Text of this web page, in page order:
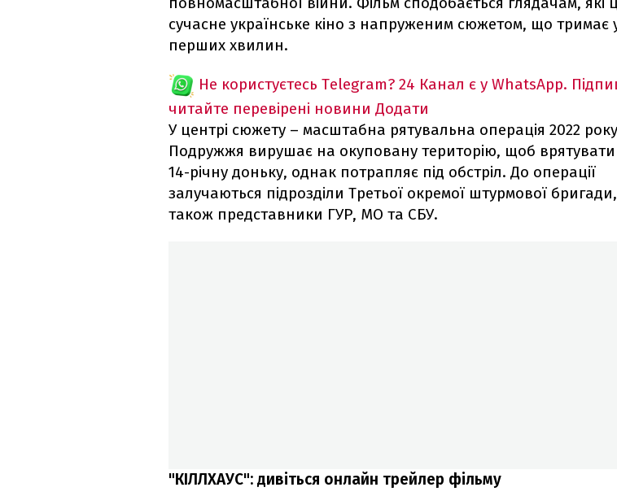
сучасне українське кіно з напруженим сюжетом, що тримає
перших хвилин.
Не користуєтесь Telegram? 24 Канал є у WhatsApp.
читайте перевірені новини Додати
У центрі сюжету – масштабна рятувальна операція 2022
Подружжя вирушає на окуповану територію, щоб
14-річну доньку, однак потрапляє під обстріл. До операції
залучаються підрозділи Третьої окремої штурмової
також представники ГУР, МО та СБУ.
"КІЛЛХАУС": дивіться онлайн трейлер фільму